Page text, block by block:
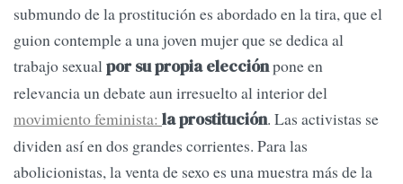
submundo de la prostitución es abordado en la tira, que el
guion contemple a una joven mujer que se dedica al
trabajo sexualpor su propia elecciónpone en
relevancia un debate aun irresuelto al interior del
movimiento feminista: la prostitución. Las activistas se
dividen así en dos grandes corrientes. Para las
abolicionistas, la venta de sexo es una muestra más de la